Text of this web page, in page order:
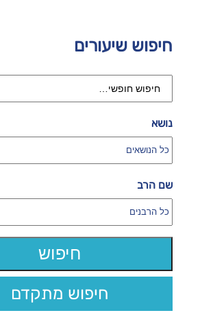
חיפוש שיעורים
נושא
שם הרב
חיפוש מתקדם